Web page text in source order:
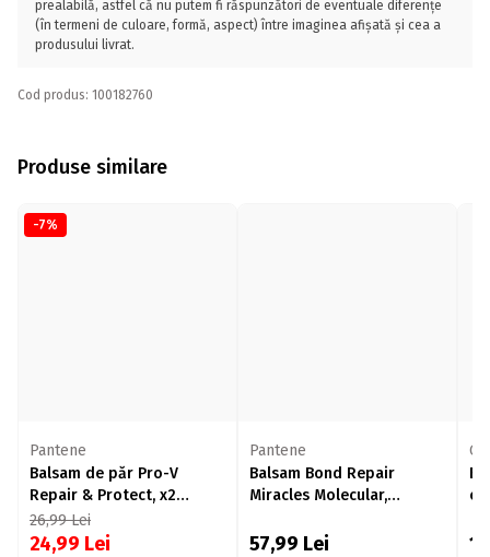
prealabilă, astfel că nu putem fi răspunzători de eventuale diferențe
(în termeni de culoare, formă, aspect) între imaginea afișată și cea a
produsului livrat.
Cod produs: 100182760
Produse similare
-7%
Pantene
Balsam de păr Pro-V
Repair & Protect, x2
nutrienți într-o spălare,
200ml
26,99Lei
24,99 Lei
Pantene
Balsam Bond Repair
Miracles Molecular,
biotina, 150ml
57,99 Lei